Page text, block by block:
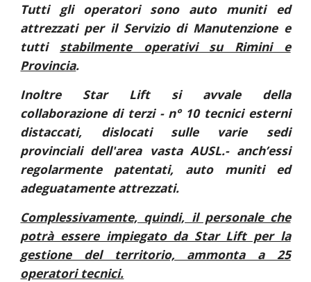
Tutti gli operatori sono auto muniti ed
attrezzati per il Servizio di Manutenzione e
tutti stabilmente operativi su Rimini e
Provincia.
Inoltre Star Lift si avvale della
collaborazione di terzi - n° 10 tecnici esterni
distaccati, dislocati sulle varie sedi
provinciali dell'area vasta AUSL.- anch’essi
regolarmente patentati, auto muniti ed
adeguatamente attrezzati.
Complessivamente, quindi, il personale che
potrà essere impiegato da Star Lift per la
gestione del territorio, ammonta a 25
operatori tecnici.